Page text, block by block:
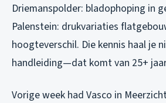
Driemanspolder: bladophoping in
Palenstein: drukvariaties
hoogteverschil. Die kennis haal je
handleiding—dat komt van 25+
Vorige week had Vasco in